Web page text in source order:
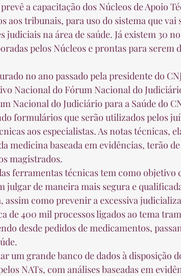
a capacitação dos Núcleos de Apoio
aos tribunais, para uso do sistema que
judiciais na área de saúde. Já existem 30
pelos Núcleos e prontas para serem
Nacional do Fórum Nacional do
Nacional do Judiciário para a Saúde do
formulários que serão utilizados pelos
aos especialistas. As notas técnicas,
medicina baseada em evidências, terão
magistrados.
julgar de maneira mais segura e
assim como prevenir a excessiva
de 400 mil processos ligados ao tema
desde pedidos de medicamentos,
NATs, com análises baseadas em